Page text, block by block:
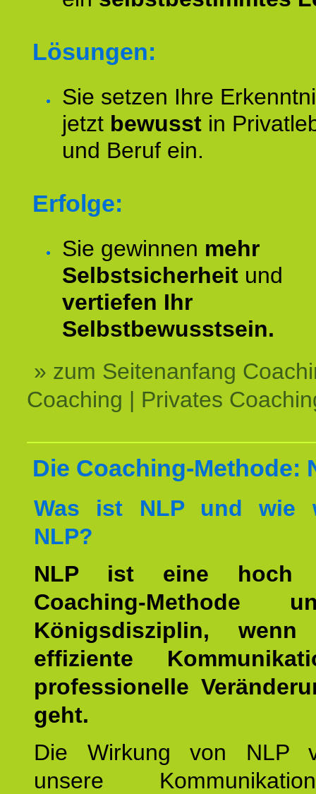
Lösungen:
Sie setzen Ihre
jetzt bewusst in
und Beruf ein.
Erfolge:
Sie gewinnen mehr
Selbstsicherheit und
vertiefen Ihr
Selbstbewusstsein.
» zum Seitenanfang
Coaching | Privates
Die Coaching-Methode:
Was ist NLP und wie
NLP?
NLP ist eine hoch
Coaching-Methode
Königsdisziplin,
effiziente
professionelle
geht.
Die Wirkung von NLP
unsere